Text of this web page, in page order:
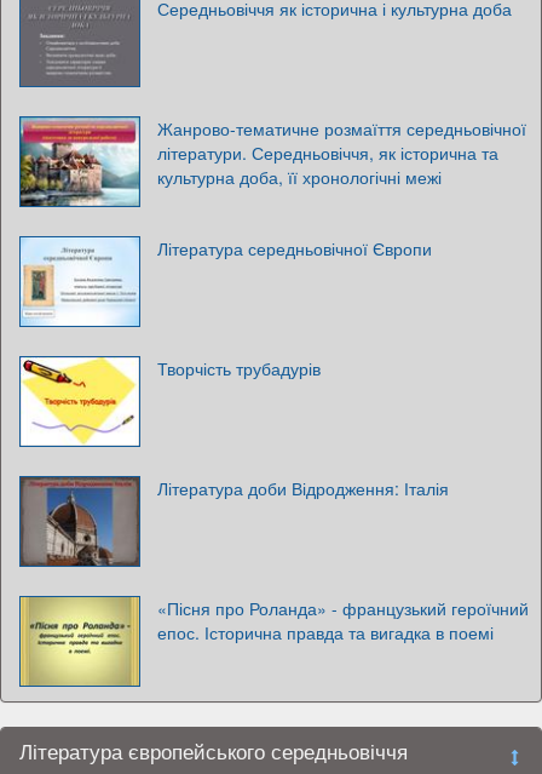
Середньовіччя як історична і культурна доба
Жанрово-тематичне розмаїття середньовічної
літератури. Середньовіччя, як історична та
культурна доба, її хронологічні межі
Література середньовічної Європи
Творчість трубадурів
Література доби Відродження: Італія
«Пісня про Роланда» - французький героїчний
епос. Історична правда та вигадка в поемі
Література європейського середньовіччя